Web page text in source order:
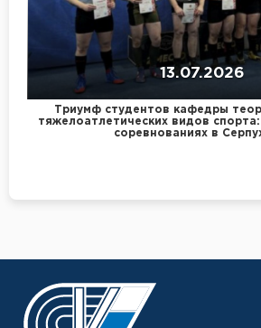
13.07.2026
Триумф студентов кафедры
тяжелоатлетических видов
соревнованиях в